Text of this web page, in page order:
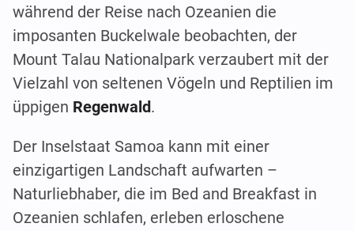
während der Reise nach Ozeanien die
imposanten Buckelwale beobachten, der
Mount Talau Nationalpark verzaubert mit der
Vielzahl von seltenen Vögeln und Reptilien im
üppigen Regenwald.
Der Inselstaat Samoa kann mit einer
einzigartigen Landschaft aufwarten –
Naturliebhaber, die im Bed and Breakfast in
Ozeanien schlafen, erleben erloschene